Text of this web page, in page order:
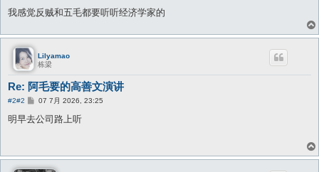
我感觉反贼和五毛都要听听经济学家的
Lilyamao
栋梁
Re: 阿毛要的高善文演讲
#2#2
帖
07 7月 2026, 23:25
明早去公司路上听